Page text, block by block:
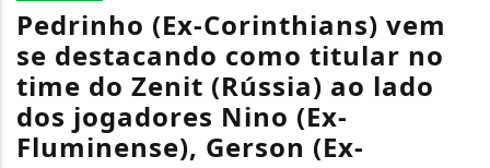
Pedrinho (Ex-Corinthians) vem
se destacando como titular no
time do Zenit (Rússia) ao lado
dos jogadores Nino (Ex-
Fluminense), Gerson (Ex-